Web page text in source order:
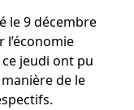
le 9 décembre
l’économie
jeudi ont pu
de le